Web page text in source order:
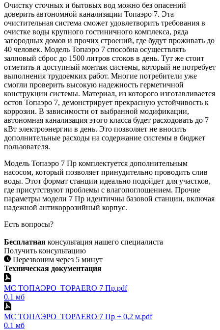
Очистку сточных и бытовых вод можно без опасений
доверить автономной канализации Топаэро 7. Эта
очистительная система сможет удовлетворить требования в
очистке воды крупного гостиничного комплекса, ряда
загородных домов и прочих строений, где будут проживать до
40 человек. Модель Топаэро 7 способна осуществлять
залповый сброс до 1500 литров стоков в день. Тут же стоит
отметить и доступный монтаж системы, который не потребует
выполнения трудоемких работ. Многие потребители уже
смогли проверить высокую надежность герметичной
конструкции системы. Материал, из которого изготавливается
остов Топаэро 7, демонстрирует прекрасную устойчивость к
коррозии. В зависимости от выбранной модификации,
автономная канализация этого класса будет расходовать до 7
кВт электроэнергии в день. Это позволяет не вносить
дополнительные расходы на содержание системы в бюджет
пользователя.
Модель Топаэро 7 Пр комплектуется дополнительным
насосом, который позволяет принудительно проводить слив
воды. Этот формат станции идеально подойдет для участков,
где присутствуют проблемы с влагопоглощением. Прочие
параметры модели 7 Пр идентичны базовой станции, включая
надежной антикоррозийный корпус.
Есть вопросы?
Бесплатная консультация нашего специалиста
Получить консультацию
Перезвоним через 5 минут
Техническая документация
МС ТОПАЭРО_TOPAERO 7 Пр.pdf
0.1 мб
МС ТОПАЭРО_TOPAERO 7 Пр + 0,2 м.pdf
0.1 мб